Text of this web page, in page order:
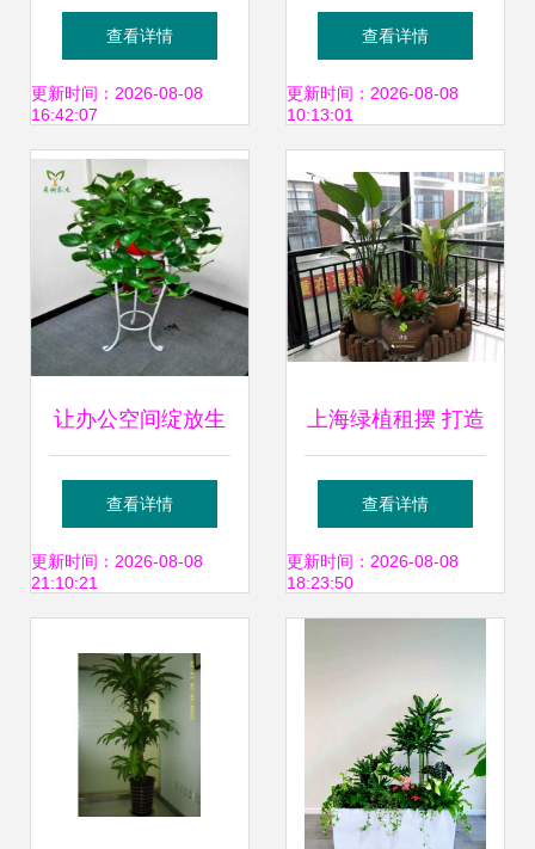
删除服务指南与注
意事项
查看详情
更新时间：2026-08-08
16:42:07
免费定制方案，满
足您对绿色空间的
所有想象
查看详情
更新时间：2026-08-08
10:13:01
让办公空间绽放生
机 武汉专业绿植租
赁服务全解析
查看详情
更新时间：2026-08-08
21:10:21
上海绿植租摆 打造
城市中的自然绿洲
查看详情
更新时间：2026-08-08
18:23:50